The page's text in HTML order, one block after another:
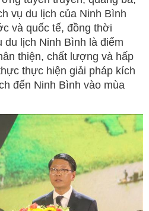
vụ du lịch của Ninh Bình
và quốc tế, đồng thời
du lịch Ninh Bình là điểm
thiện, chất lượng và hấp
thực hiện giải pháp kích
đến Ninh Bình vào mùa